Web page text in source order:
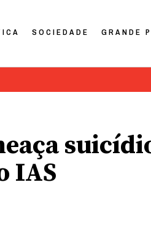
SOCIEDADE GRANDE
IAS